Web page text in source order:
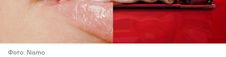
Фото: Nismo